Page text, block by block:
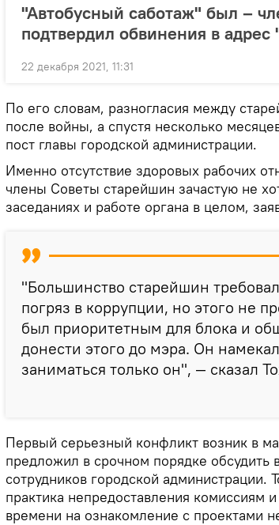
"Автобусный саботаж" был –
подтвердил обвинения в
22 декабря 2021, 11:31
По его словам, разногласия между
после войны, а спустя несколько
пост главы городской администрации.
Именно отсутствие здоровых рабочих
члены Советы старейшин зачастую не
заседаниях и работе органа в целом,
"Большинство старейшин
погряз в коррупции, но этого не
был приоритетным для блока и
донести этого до мэра. Он
заниматься только он", — сказал
Первый серьезный конфликт возник в
предложил в срочном порядке обсудить
сотрудников городской администрации.
практика непредоставления комиссиям
времени на ознакомление с проектами